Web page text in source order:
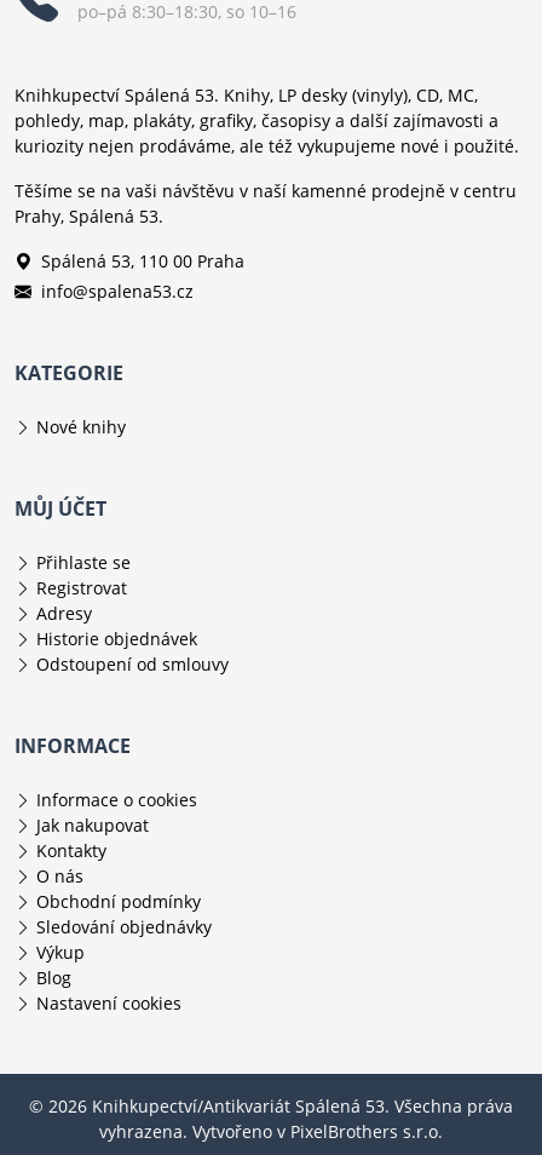
po–pá 8:30–18:30, so 10–16
Knihkupectví Spálená 53. Knihy, LP desky (vinyly), CD, MC,
pohledy, map, plakáty, grafiky, časopisy a další zajímavosti a
kuriozity nejen prodáváme, ale též vykupujeme nové i použité.
Těšíme se na vaši návštěvu v naší kamenné prodejně v centru
Prahy, Spálená 53.
Spálená 53, 110 00 Praha
info@spalena53.cz
KATEGORIE
Nové knihy
MŮJ ÚČET
Přihlaste se
Registrovat
Adresy
Historie objednávek
Odstoupení od smlouvy
INFORMACE
Informace o cookies
Jak nakupovat
Kontakty
O nás
Obchodní podmínky
Sledování objednávky
Výkup
Blog
Nastavení cookies
© 2026 Knihkupectví/Antikvariát Spálená 53. Všechna práva
vyhrazena. Vytvořeno v PixelBrothers s.r.o.